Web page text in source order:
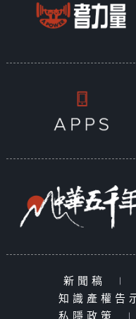
新聞稿 |
知識產權告
私隱政策
|